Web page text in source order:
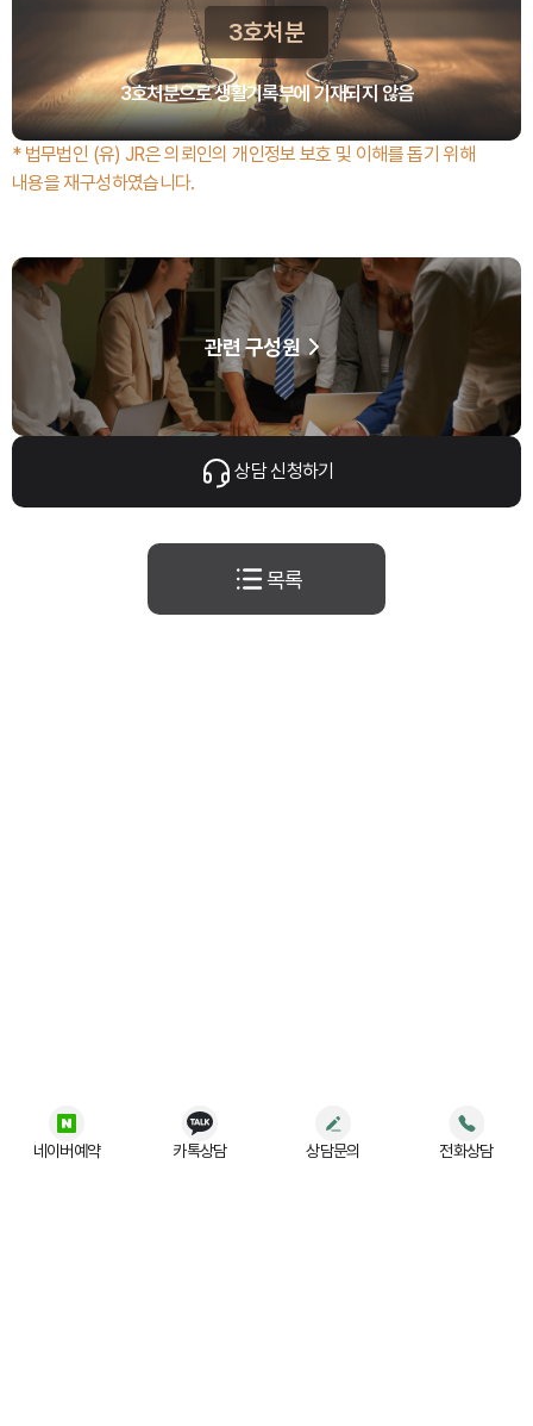
3호처분
3호처분으로 생활기록부에 기재되지 않음
* 법무법인 (유) JR은 의뢰인의 개인정보 보호 및 이해를 돕기 위해
내용을 재구성하였습니다.
관련 구성원
상담 신청하기
목록
네이버예약 카톡상담 상담문의 전화상담